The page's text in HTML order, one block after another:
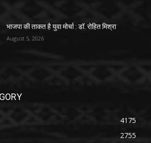
भाजपा की ताकत है युवा मोर्चा : डॉ. रोहित मिश्रा
August 5, 2026
4175
2755